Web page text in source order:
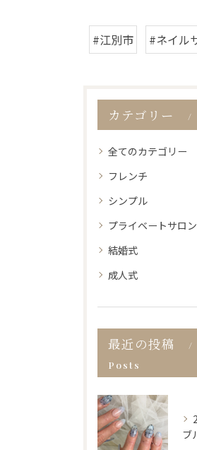
#江別市 #ネイル
カテゴリー
全てのカテゴリー
フレンチ
シンプル
プライベートサロン
結婚式
成人式
最近の投稿
Posts
ブ